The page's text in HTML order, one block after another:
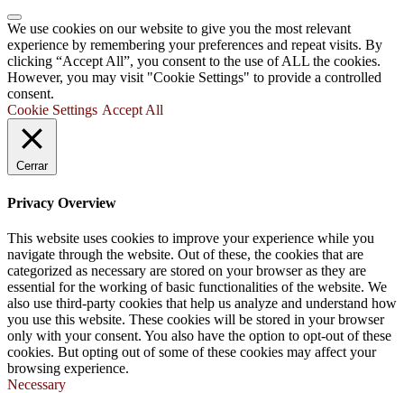
We use cookies on our website to give you the most relevant
experience by remembering your preferences and repeat visits. By
clicking “Accept All”, you consent to the use of ALL the cookies.
However, you may visit "Cookie Settings" to provide a controlled
consent.
Cookie Settings Accept All
Cerrar
Privacy Overview
This website uses cookies to improve your experience while you
navigate through the website. Out of these, the cookies that are
categorized as necessary are stored on your browser as they are
essential for the working of basic functionalities of the website. We
also use third-party cookies that help us analyze and understand how
you use this website. These cookies will be stored in your browser
only with your consent. You also have the option to opt-out of these
cookies. But opting out of some of these cookies may affect your
browsing experience.
Necessary